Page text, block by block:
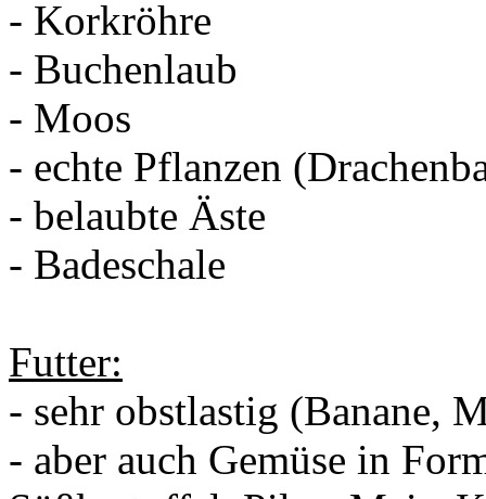
- Korkröhre
- Buchenlaub
- Moos
- echte Pflanzen
- belaubte Äste
- Badeschale
Futter:
- sehr obstlastig (Banane,
- aber auch Gemüse in